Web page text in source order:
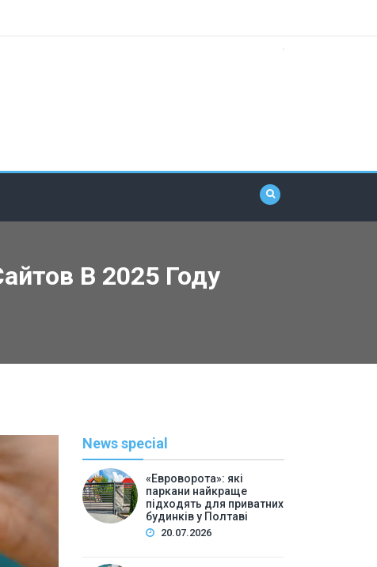
В 2025 Году
News special
«Евроворота»: які
паркани найкраще
підходять для приватних
будинків у Полтаві
20.07.2026